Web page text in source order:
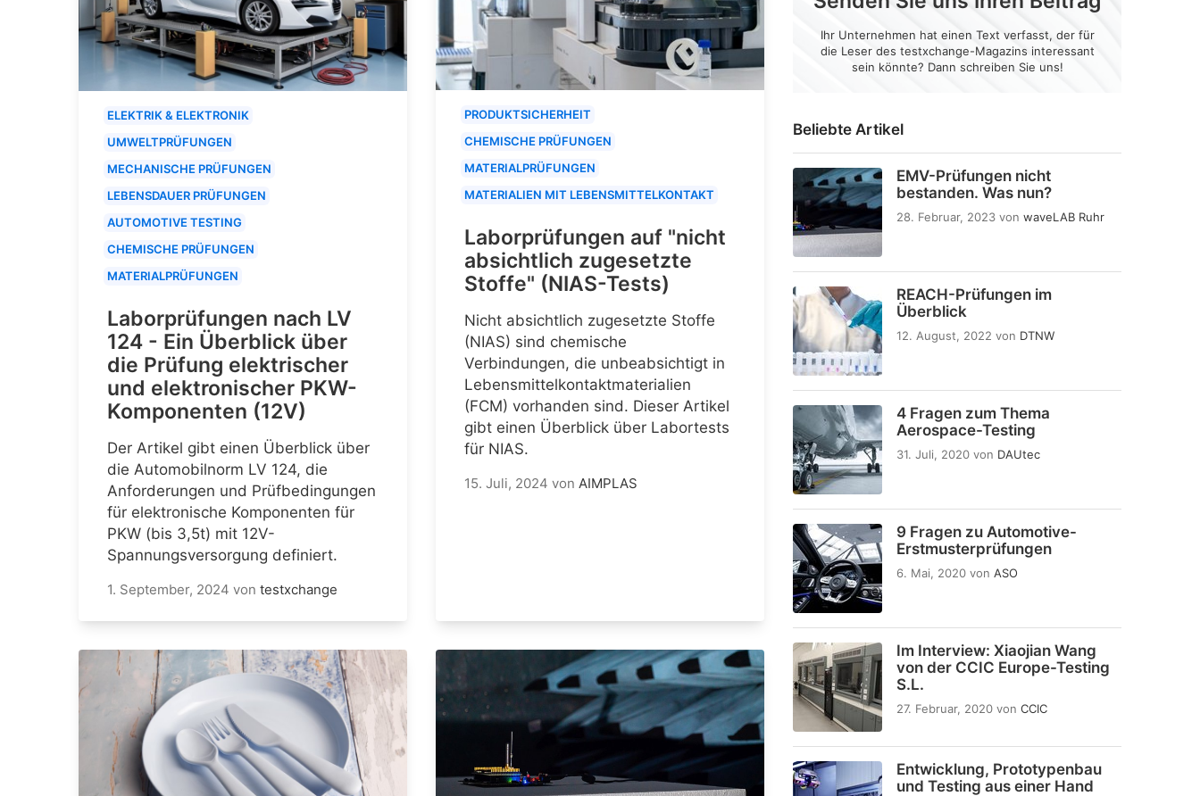
Beliebte Artikel
EMV-Prüfungen nicht
bestanden. Was nun?
28. Februar, 2023 von waveLAB Ruhr
REACH-Prüfungen im
Überblick
12. August, 2022 von DTNW
4 Fragen zum Thema
Aerospace-Testing
31. Juli, 2020 von DAUtec
9 Fragen zu Automotive-
Erstmusterprüfungen
6. Mai, 2020 von ASO
Im Interview: Xiaojian Wang
von der CCIC Europe-Testing
S.L.
27. Februar, 2020 von CCIC
Entwicklung, Prototypenbau
und Testing aus einer Hand
Ihr Unternehmen hat einen Text verfasst, der für
die Leser des testxchange-Magazins interessant
sein könnte? Dann schreiben Sie uns!
ELEKTRIK & ELEKTRONIK
UMWELTPRÜFUNGEN
MECHANISCHE PRÜFUNGEN
LEBENSDAUER PRÜFUNGEN
AUTOMOTIVE TESTING
CHEMISCHE PRÜFUNGEN
MATERIALPRÜFUNGEN
Laborprüfungen nach LV
124 - Ein Überblick über
die Prüfung elektrischer
und elektronischer PKW-
Komponenten (12V)
Der Artikel gibt einen Überblick über
die Automobilnorm LV 124, die
Anforderungen und Prüfbedingungen
für elektronische Komponenten für
PKW (bis 3,5t) mit 12V-
Spannungsversorgung definiert.
1. September, 2024 von testxchange
PRODUKTSICHERHEIT
CHEMISCHE PRÜFUNGEN
MATERIALPRÜFUNGEN
MATERIALIEN MIT LEBENSMITTELKONTAKT
Laborprüfungen auf "nicht
absichtlich zugesetzte
Stoffe" (NIAS-Tests)
Nicht absichtlich zugesetzte Stoffe
(NIAS) sind chemische
Verbindungen, die unbeabsichtigt in
Lebensmittelkontaktmaterialien
(FCM) vorhanden sind. Dieser Artikel
gibt einen Überblick über Labortests
für NIAS.
15. Juli, 2024 von AIMPLAS